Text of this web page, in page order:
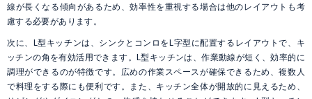
線が長くなる傾向があるため、効率性を重視する場合は他のレイアウトも考
慮する必要があります。
次に、L型キッチンは、シンクとコンロをL字型に配置するレイアウトで、キ
ッチンの角を有効活用できます。L型キッチンは、作業動線が短く、効率的に
調理ができるのが特徴です。広めの作業スペースが確保できるため、複数人
で料理をする際にも便利です。また、キッチン全体が開放的に見えるため、